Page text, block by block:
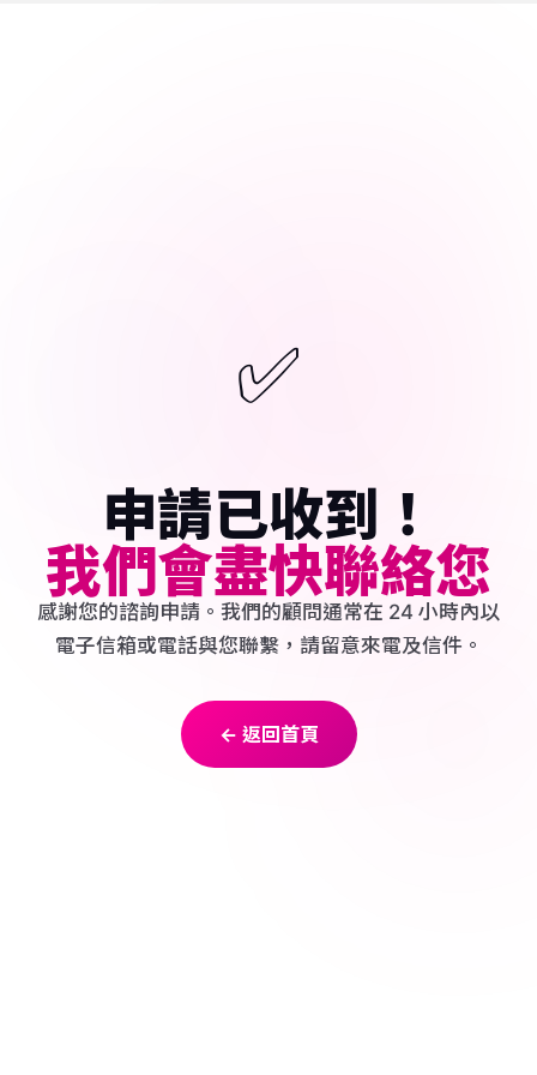
✅
申請已收到！
我們會盡快聯絡您
感謝您的諮詢申請。我們的顧問通常在 24 小時內以
電子信箱或電話與您聯繫，請留意來電及信件。
← 返回首頁